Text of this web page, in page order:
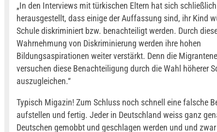
„In den Interviews mit türkischen Eltern hat sich schließlich
herausgestellt, dass einige der Auffassung sind, ihr Kind
Schule diskriminiert bzw. benachteiligt werden. Durch
Wahrnehmung von Diskriminierung werden ihre hohen
Bildungsaspirationen weiter verstärkt. Denn die
versuchen diese Benachteiligung durch die Wahl höherer
auszugleichen.“
Typisch Migazin! Zum Schluss noch schnell eine falsche
aufstellen und fertig. Jeder in Deutschland weiss ganz
Deutschen gemobbt und geschlagen werden und und